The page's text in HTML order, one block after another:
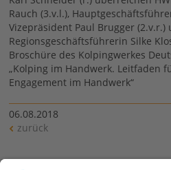
Rauch (3.v.l.),
Vizepräsident Paul Brugger (2.v.r.)
Regionsgeschäftsführerin Silke
Broschüre des Kolpingwerkes
„Kolping im Handwerk. Leitfaden
Engagement im Handwerk“
06.08.2018
zurück